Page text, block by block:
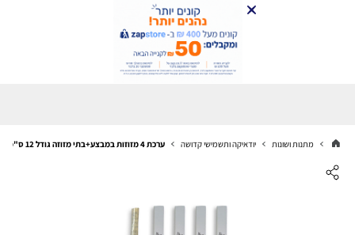
מתנות ושונות יודאיקה ותשמישי קדושה ערכת 4 מזוזות במבצע+בתי מזוזה גודל 12 ס"מ ניקל